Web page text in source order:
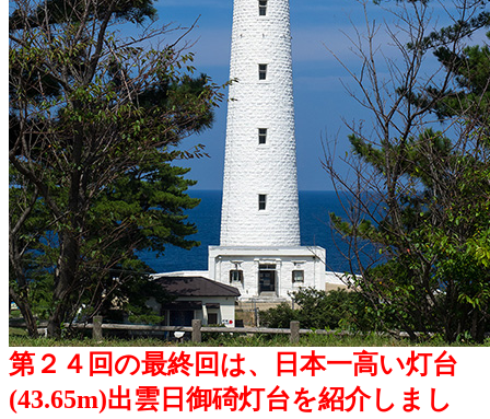
第２４回の最終回は、日本一高い灯台
(43.65m)出雲日御碕灯台を紹介しまし